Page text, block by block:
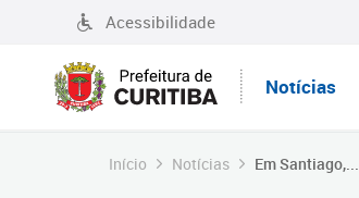
Acessibilidade
Notícias
Início Notícias Em Santiago,...